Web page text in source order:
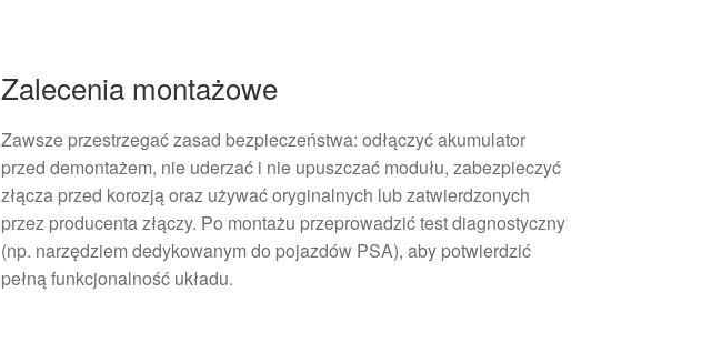
Zalecenia montażowe
Zawsze przestrzegać zasad bezpieczeństwa: odłączyć akumulator
przed demontażem, nie uderzać i nie upuszczać modułu, zabezpieczyć
złącza przed korozją oraz używać oryginalnych lub zatwierdzonych
przez producenta złączy. Po montażu przeprowadzić test diagnostyczny
(np. narzędziem dedykowanym do pojazdów PSA), aby potwierdzić
pełną funkcjonalność układu.